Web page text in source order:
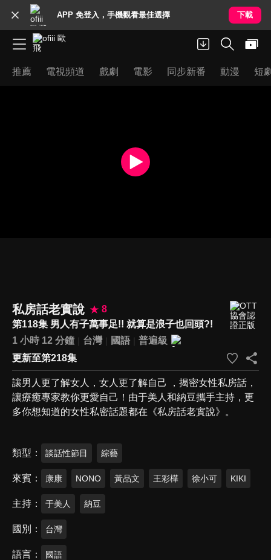
APP 免登入，手機觀看最佳選擇 下載
推薦 電視頻道 戲劇 電影 同步新番 動漫 短
私房話老實說
8
第118集 男人有子萬事足!! 就算是浪子也回頭?!
1 小時 12 分鐘
台灣 國語
普遍級
更新至第218集
讓男人更了解女人，女人更了解自己 ，揭密女性私房話，
讓療癒專家教你更愛自己！由于美人和納豆攜手主持，更
多你想知道的女性私密話題都在《私房話老實說》。
類型 談話性節目 綜藝
來賓 康康 NONO 黃品文 王彩樺 徐小可 KIKI
主持 于美人 納豆
國別 台灣
語言 國語